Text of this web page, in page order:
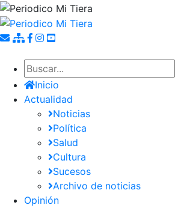
Pasar
al
contenido
Inicio
Actualidad
Noticias
Política
Salud
Cultura
Sucesos
Archivo de noticias
Opinión